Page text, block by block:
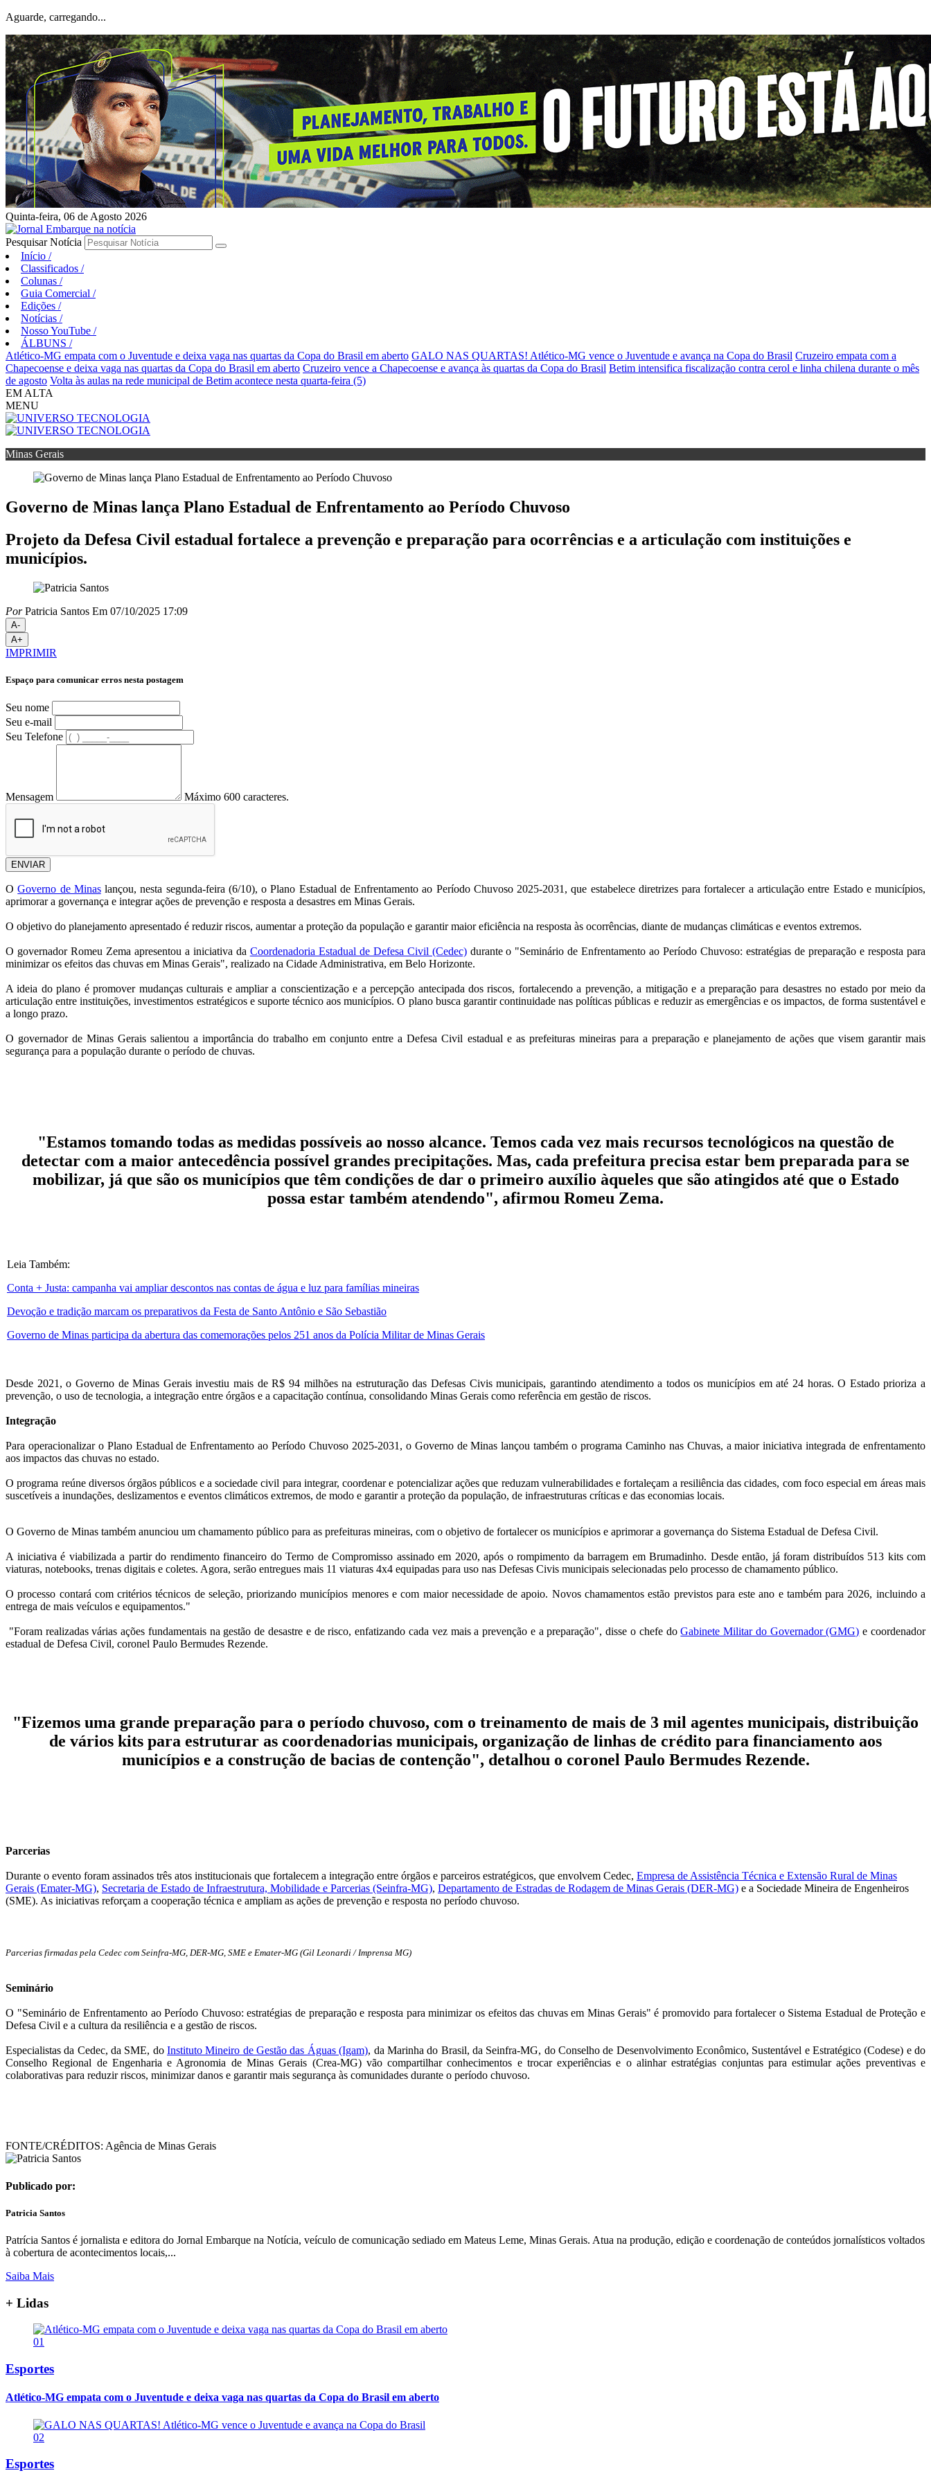
Aguarde, carregando...
Quinta-feira, 06 de Agosto 2026
Pesquisar Notícia
Início /
Classificados /
Colunas /
Guia Comercial /
Edições /
Notícias /
Nosso YouTube /
ÁLBUNS /
Atlético-MG empata com o Juventude e deixa vaga nas quartas da Copa do Brasil em aberto GALO NAS QUARTAS! Atlético-MG vence o Juventude e avança na Copa do Brasil Cruzeiro empata com a
Chapecoense e deixa vaga nas quartas da Copa do Brasil em aberto Cruzeiro vence a Chapecoense e avança às quartas da Copa do Brasil Betim intensifica fiscalização contra cerol e linha chilena durante o mês
de agosto Volta às aulas na rede municipal de Betim acontece nesta quarta-feira (5)
EM ALTA
MENU
Minas Gerais
Governo de Minas lança Plano Estadual de Enfrentamento ao Período Chuvoso
Projeto da Defesa Civil estadual fortalece a prevenção e preparação para ocorrências e a articulação com instituições e
municípios.
PorPatricia Santos Em 07/10/2025 17:09
A-
A+
IMPRIMIR
Espaço para comunicar erros nesta postagem
Seu nome
Seu e-mail
Seu Telefone
Mensagem Máximo 600 caracteres.
ENVIAR
OGoverno de Minaslançou, nesta segunda-feira (6/10), o Plano Estadual de Enfrentamento ao Período Chuvoso 2025-2031, que estabelece diretrizes para fortalecer a articulação entre Estado e municípios,
aprimorar a governança e integrar ações de prevenção e resposta a desastres em Minas Gerais.
O objetivo do planejamento apresentado é reduzir riscos, aumentar a proteção da população e garantir maior eficiência na resposta às ocorrências, diante de mudanças climáticas e eventos extremos.
O governador Romeu Zema apresentou a iniciativa da Coordenadoria Estadual de Defesa Civil (Cedec)durante o "Seminário de Enfrentamento ao Período Chuvoso: estratégias de preparação e resposta para
minimizar os efeitos das chuvas em Minas Gerais", realizado na Cidade Administrativa, em Belo Horizonte.
A ideia do plano é promover mudanças culturais e ampliar a conscientização e a percepção antecipada dos riscos, fortalecendo a prevenção, a mitigação e a preparação para desastres no estado por meio da
articulação entre instituições, investimentos estratégicos e suporte técnico aos municípios. O plano busca garantir continuidade nas políticas públicas e reduzir as emergências e os impactos, de forma sustentável e
a longo prazo.
O governador de Minas Gerais salientou a importância do trabalho em conjunto entre a Defesa Civil estadual e as prefeituras mineiras para a preparação e planejamento de ações que visem garantir mais
segurança para a população durante o período de chuvas.
"Estamos tomando todas as medidas possíveis ao nosso alcance. Temos cada vez mais recursos tecnológicos na questão de
detectar com a maior antecedência possível grandes precipitações. Mas, cada prefeitura precisa estar bem preparada para se
mobilizar, já que são os municípios que têm condições de dar o primeiro auxílio àqueles que são atingidos até que o Estado
possa estar também atendendo", afirmou Romeu Zema.
Leia Também:
Conta + Justa: campanha vai ampliar descontos nas contas de água e luz para famílias mineiras
Devoção e tradição marcam os preparativos da Festa de Santo Antônio e São Sebastião
Governo de Minas participa da abertura das comemorações pelos 251 anos da Polícia Militar de Minas Gerais
Desde 2021, o Governo de Minas Gerais investiu mais de R$ 94 milhões na estruturação das Defesas Civis municipais, garantindo atendimento a todos os municípios em até 24 horas. O Estado prioriza a
prevenção, o uso de tecnologia, a integração entre órgãos e a capacitação contínua, consolidando Minas Gerais como referência em gestão de riscos.
Integração
Para operacionalizar o Plano Estadual de Enfrentamento ao Período Chuvoso 2025-2031, o Governo de Minas lançou também o programa Caminho nas Chuvas, a maior iniciativa integrada de enfrentamento
aos impactos das chuvas no estado.
O programa reúne diversos órgãos públicos e a sociedade civil para integrar, coordenar e potencializar ações que reduzam vulnerabilidades e fortaleçam a resiliência das cidades, com foco especial em áreas mais
suscetíveis a inundações, deslizamentos e eventos climáticos extremos, de modo e garantir a proteção da população, de infraestruturas críticas e das economias locais.
O Governo de Minas também anunciou um chamamento público para as prefeituras mineiras, com o objetivo de fortalecer os municípios e aprimorar a governança do Sistema Estadual de Defesa Civil.
A iniciativa é viabilizada a partir do rendimento financeiro do Termo de Compromisso assinado em 2020, após o rompimento da barragem em Brumadinho. Desde então, já foram distribuídos 513 kits com
viaturas, notebooks, trenas digitais e coletes. Agora, serão entregues mais 11 viaturas 4x4 equipadas para uso nas Defesas Civis municipais selecionadas pelo processo de chamamento público.
O processo contará com critérios técnicos de seleção, priorizando municípios menores e com maior necessidade de apoio. Novos chamamentos estão previstos para este ano e também para 2026, incluindo a
entrega de mais veículos e equipamentos."
"Foram realizadas várias ações fundamentais na gestão de desastre e de risco, enfatizando cada vez mais a prevenção e a preparação", disse o chefe doGabinete Militar do Governador (GMG) e coordenador
estadual de Defesa Civil, coronel Paulo Bermudes Rezende.
"Fizemos uma grande preparação para o período chuvoso, com o treinamento de mais de 3 mil agentes municipais, distribuição
de vários kits para estruturar as coordenadorias municipais, organização de linhas de crédito para financiamento aos
municípios e a construção de bacias de contenção", detalhou o coronel Paulo Bermudes Rezende.
Parcerias
Durante o evento foram assinados três atos institucionais que fortalecem a integração entre órgãos e parceiros estratégicos, que envolvem Cedec, Empresa de Assistência Técnica e Extensão Rural de Minas
Gerais (Emater-MG), Secretaria de Estado de Infraestrutura, Mobilidade e Parcerias (Seinfra-MG), Departamento de Estradas de Rodagem de Minas Gerais (DER-MG) e a Sociedade Mineira de Engenheiros
(SME). As iniciativas reforçam a cooperação técnica e ampliam as ações de prevenção e resposta no período chuvoso.
Parcerias firmadas pela Cedec com Seinfra-MG, DER-MG, SME e Emater-MG (Gil Leonardi / Imprensa MG)
Seminário
O "Seminário de Enfrentamento ao Período Chuvoso: estratégias de preparação e resposta para minimizar os efeitos das chuvas em Minas Gerais" é promovido para fortalecer o Sistema Estadual de Proteção e
Defesa Civil e a cultura da resiliência e a gestão de riscos.
Especialistas da Cedec, da SME, doInstituto Mineiro de Gestão das Águas (Igam), da Marinha do Brasil, da Seinfra-MG, do Conselho de Desenvolvimento Econômico, Sustentável e Estratégico (Codese) e do
Conselho Regional de Engenharia e Agronomia de Minas Gerais (Crea-MG) vão compartilhar conhecimentos e trocar experiências e o alinhar estratégias conjuntas para estimular ações preventivas e
colaborativas para reduzir riscos, minimizar danos e garantir mais segurança às comunidades durante o período chuvoso.
FONTE/CRÉDITOS: Agência de Minas Gerais
Publicado por:
Patricia Santos
Patrícia Santos é jornalista e editora do Jornal Embarque na Notícia, veículo de comunicação sediado em Mateus Leme, Minas Gerais. Atua na produção, edição e coordenação de conteúdos jornalísticos voltados
à cobertura de acontecimentos locais,...
Saiba Mais
+ Lidas
01
Esportes
Atlético-MG empata com o Juventude e deixa vaga nas quartas da Copa do Brasil em aberto
02
Esportes